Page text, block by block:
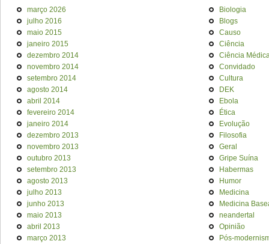
março 2026
julho 2016
maio 2015
janeiro 2015
dezembro 2014
novembro 2014
setembro 2014
agosto 2014
abril 2014
fevereiro 2014
janeiro 2014
dezembro 2013
novembro 2013
outubro 2013
setembro 2013
agosto 2013
julho 2013
junho 2013
maio 2013
abril 2013
março 2013
Biologia
Blogs
Causo
Ciência
Ciência
Convidado
Cultura
DEK
Ebola
Ética
Evolução
Filosofia
Geral
Gripe Suína
Habermas
Humor
Medicina
Medicina
neandertal
Opinião
Pós-